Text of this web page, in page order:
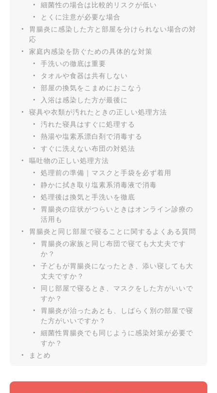
細菌性の場合は比較的リスクが低い
とくに注意が必要な場合
胃腸炎に感染した方と部屋を分けられない場合の対
応
家庭内感染を防ぐための具体的な対策
手洗いの徹底は重要
タオルや食器は共有しない
部屋の換気をこまめにおこなう
入浴は感染した方が最後に
寝具や衣類が汚れたときの正しい処理方法
汚れた寝具はすぐに処理する
熱湯や塩素系漂白剤で消毒する
すぐに洗えない布団の対処法
嘔吐物の正しい処理方法
処理前の準備｜マスクと手袋を必ず着用
静かに拭き取り塩素系消毒液で消毒
処理後は換気と手洗いを徹底
胃腸炎の症状がつらいときはオンライン診療の
活用も
胃腸炎と同じ部屋で寝ることに関するよくある質問
胃腸炎の家族と同じ布団で寝ても大丈夫です
か？
子どもが胃腸炎になったとき、添い寝しても大
丈夫ですか？
同じ部屋で寝るとき、マスクをした方がいいで
すか？
胃腸炎が治ったあとも、しばらく別の部屋で寝
た方がいいですか？
細菌性胃腸炎でも同じように感染対策が必要で
すか？
まとめ